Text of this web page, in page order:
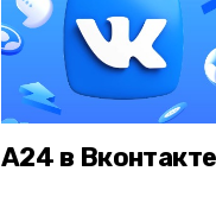
А24 в Вконтакте